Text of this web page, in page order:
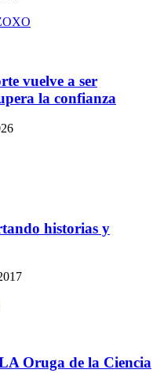
vuelve a ser
la confianza
historias y
Oruga de la Ciencia